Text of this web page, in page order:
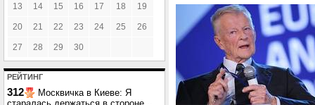
13 14 15 16 17 18 19
20 21 22 23 24 25 26
27 28 29 30
РЕЙТИНГ
312
Москвичка в Киеве: Я